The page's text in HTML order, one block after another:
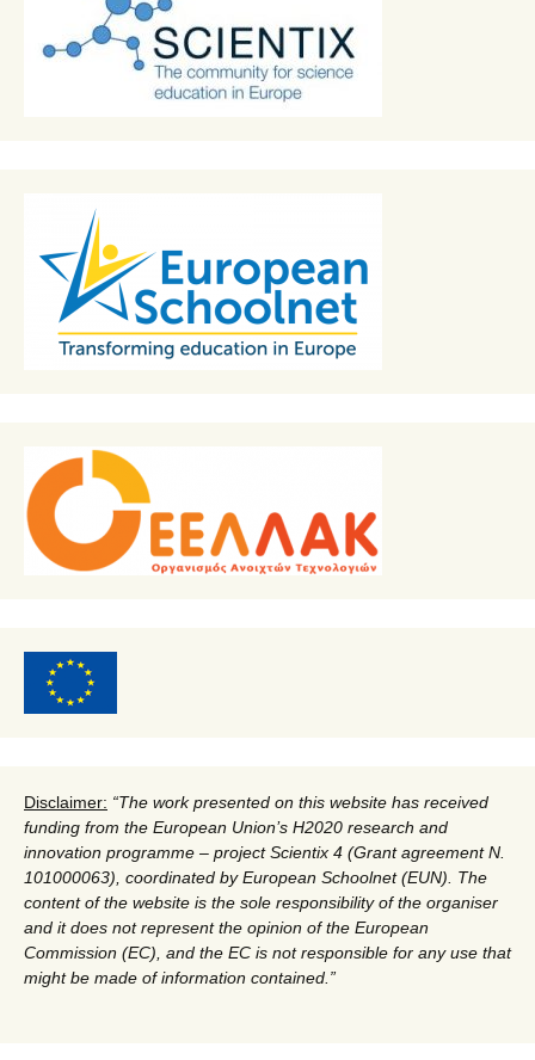
Disclaimer: “The work presented on this website has received
funding from the European Union’s H2020 research and
innovation programme – project Scientix 4 (Grant agreement N.
101000063), coordinated by European Schoolnet (EUN). The
content of the website is the sole responsibility of the organiser
and it does not represent the opinion of the European
Commission (EC), and the EC is not responsible for any use that
might be made of information contained. ”